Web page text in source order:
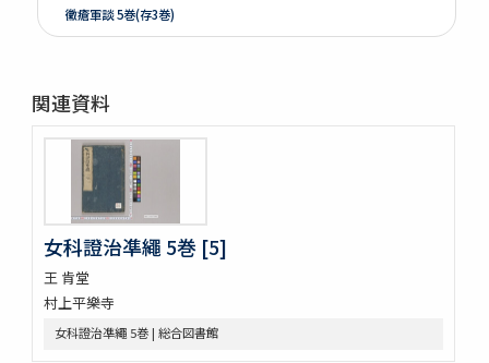
黴瘡軍談 5巻(存3巻)
煮藥漫抄 2巻
北女閭起原 3巻
さんてう記ときのたいこ
さんてう記ときのたいこ
疱瘡絵
繪本子供あそひ
映間紀聞
有馬山温泉由来 . 下野國安蘇郡赤岩庚申山記
伊香保志
野州鹽原温泉真圖
下野國塩谷郡塩原温泉之圖
関連資料
女科證治凖繩 5巻 [5]
王 肯堂
村上平樂寺
女科證治凖繩 5巻 | 総合図書館